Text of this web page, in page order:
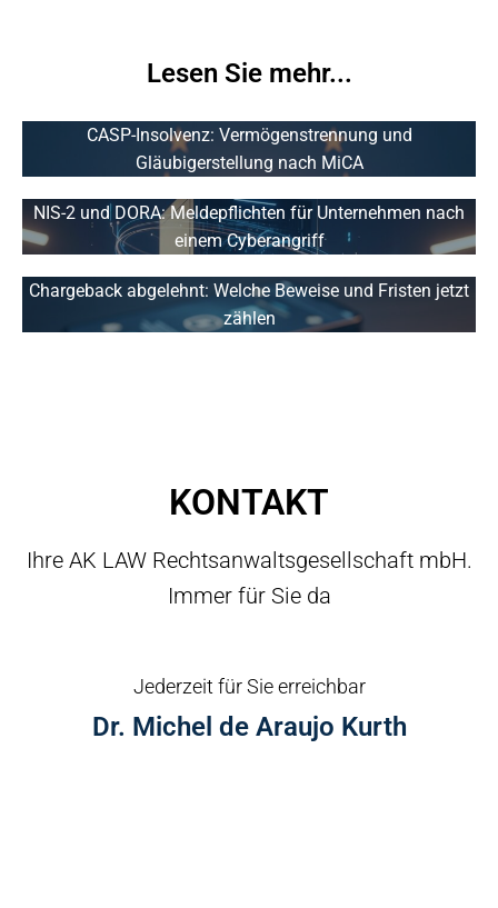
Lesen Sie mehr...
CASP-Insolvenz: Vermögenstrennung und
Gläubigerstellung nach MiCA
NIS-2 und DORA: Meldepflichten für Unternehmen nach
einem Cyberangriff
Chargeback abgelehnt: Welche Beweise und Fristen jetzt
zählen
KONTAKT
Ihre AK LAW Rechtsanwaltsgesellschaft mbH.
Immer für Sie da
Jederzeit für Sie erreichbar
Dr. Michel de Araujo Kurth